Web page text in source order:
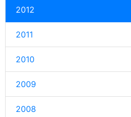
2012
2011
2010
2009
2008